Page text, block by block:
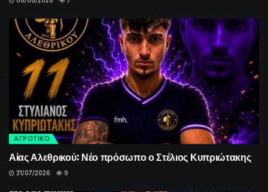
ΑΓΡΟΤΙΚΟ
Αίας Αλεθρικού: Νέο πρόσωπο ο Στέλιος Κυπριώτακης
31/07/2026 9